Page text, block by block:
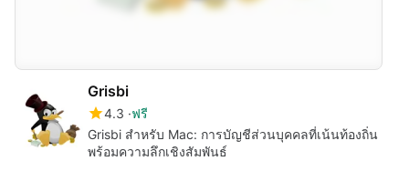
Grisbi
4.3 ฟรี
Grisbi สำหรับ Mac: การบัญชีส่วนบุคคลที่เน้นท้องถิ่น
พร้อมความลึกเชิงสัมพันธ์